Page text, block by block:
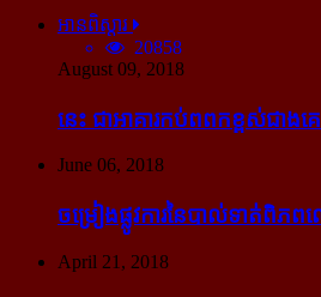
អានពិស្ដារ
20858
August 09, 2018
នេះ ជា​អាគារ​កប់​ពពក​ខ្ពស់​ជាង​
June 06, 2018
ចម្រៀង​ផ្លូវការ​នៃ​បាល់ទាត់​ពិ
April 21, 2018